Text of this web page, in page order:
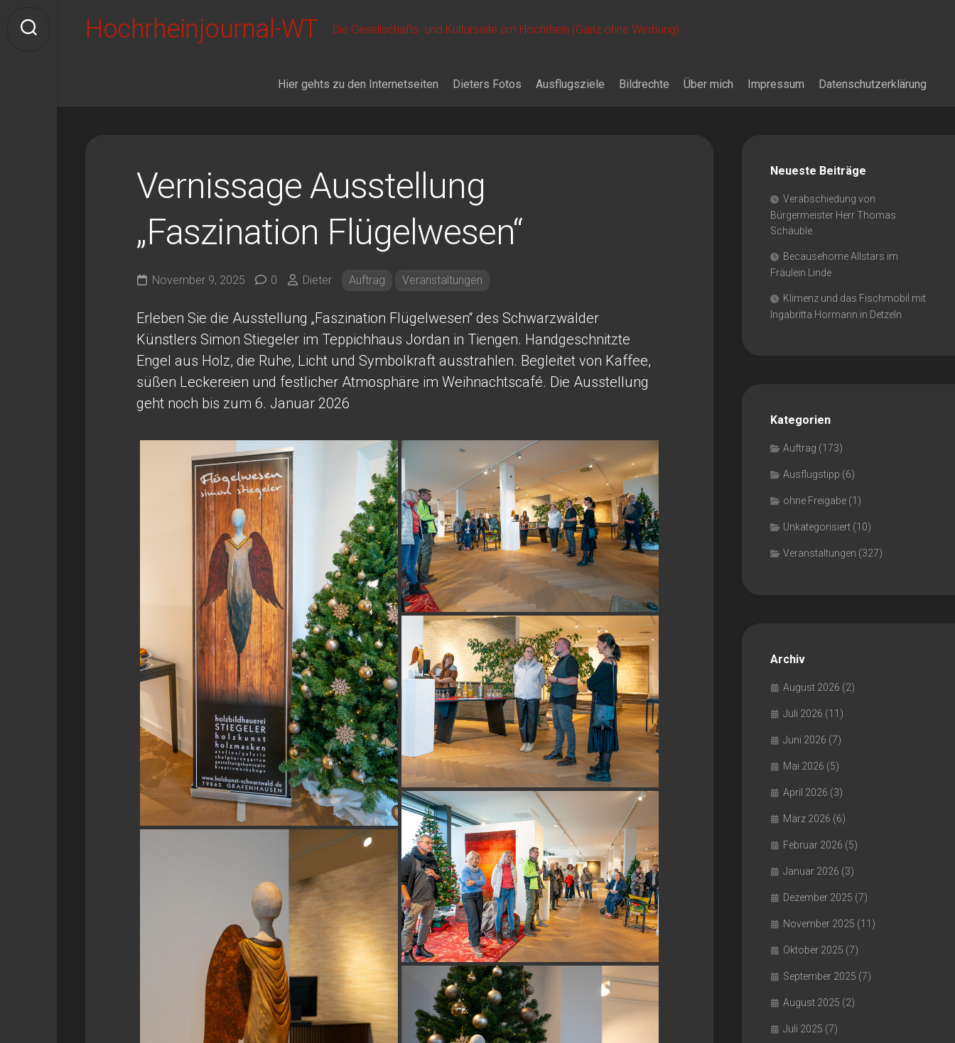
content
Hochrheinjournal-WT Die Gesellschafts- und Kulturseite am Hochrhein (Ganz ohne Werbung)
Hier gehts zu den Internetseiten Dieters Fotos Ausflugsziele Bildrechte Über mich Impressum Datenschutzerklärung
Vernissage Ausstellung
„Faszination Flügelwesen“
November 9, 2025 0 Dieter Auftrag Veranstaltungen
Erleben Sie die Ausstellung „Faszination Flügelwesen“ des Schwarzwälder
Künstlers Simon Stiegeler im Teppichhaus Jordan in Tiengen. Handgeschnitzte
Engel aus Holz, die Ruhe, Licht und Symbolkraft ausstrahlen. Begleitet von Kaffee,
süßen Leckereien und festlicher Atmosphäre im Weihnachtscafé. Die Ausstellung
geht noch bis zum 6. Januar 2026
Neueste Beiträge
Verabschiedung von
Bürgermeister Herr Thomas
Schäuble
Becausehome Allstars im
Fräulein Linde
Klimenz und das Fischmobil mit
Ingabritta Hormann in Detzeln
Kategorien
Auftrag (173)
Ausflugstipp (6)
ohne Freigabe (1)
Unkategorisiert (10)
Veranstaltungen (327)
Archiv
August 2026 (2)
Juli 2026 (11)
Juni 2026 (7)
Mai 2026 (5)
April 2026 (3)
März 2026 (6)
Februar 2026 (5)
Januar 2026 (3)
Dezember 2025 (7)
November 2025 (11)
Oktober 2025 (7)
September 2025 (7)
August 2025 (2)
Juli 2025 (7)